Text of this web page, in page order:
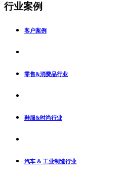
行业案例
客户案例
零售&消费品行业
鞋服&时尚行业
汽车 & 工业制造行业